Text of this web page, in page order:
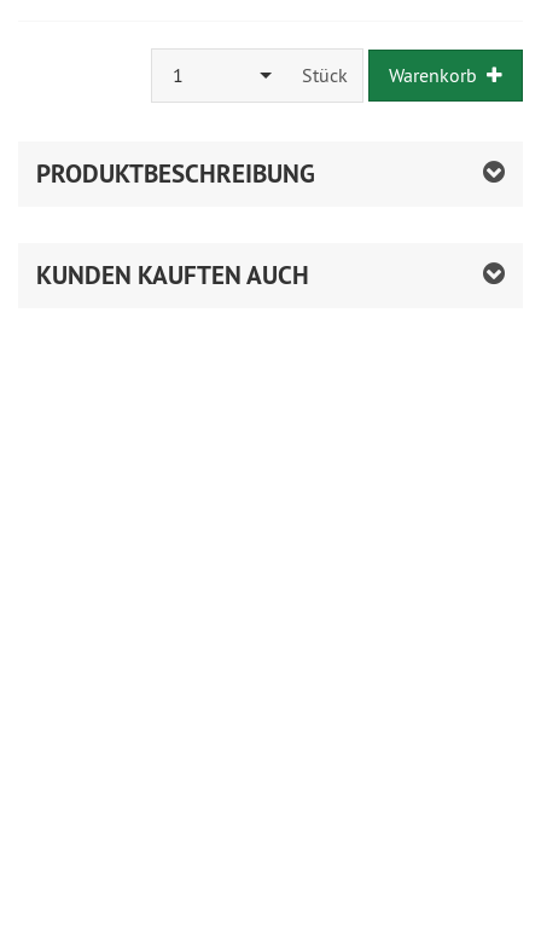
1 Stück Warenkorb
PRODUKTBESCHREIBUNG
KUNDEN KAUFTEN AUCH